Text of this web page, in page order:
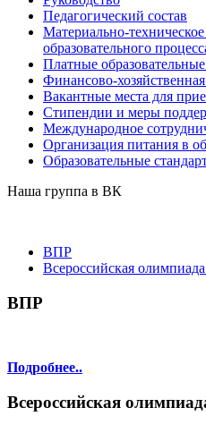
Педагогический состав
Материально-
образовательного
Платные
Финансово-хозяйственная
Вакантные места для
Стипендии и меры
Международное
Организация питания в
Образовательные
Наша группа в ВК
ВПР
Всероссийская
ВПР
Подробнее..
Всероссийская